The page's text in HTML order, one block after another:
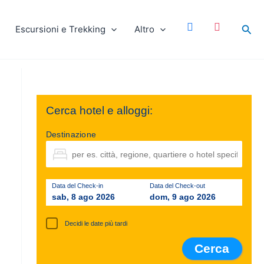
Escursioni e Trekking Altro
Cerca hotel e alloggi:
Destinazione
Data del Check-in
sab, 8 ago 2026
Data del Check-out
dom, 9 ago 2026
Decidi le date più tardi